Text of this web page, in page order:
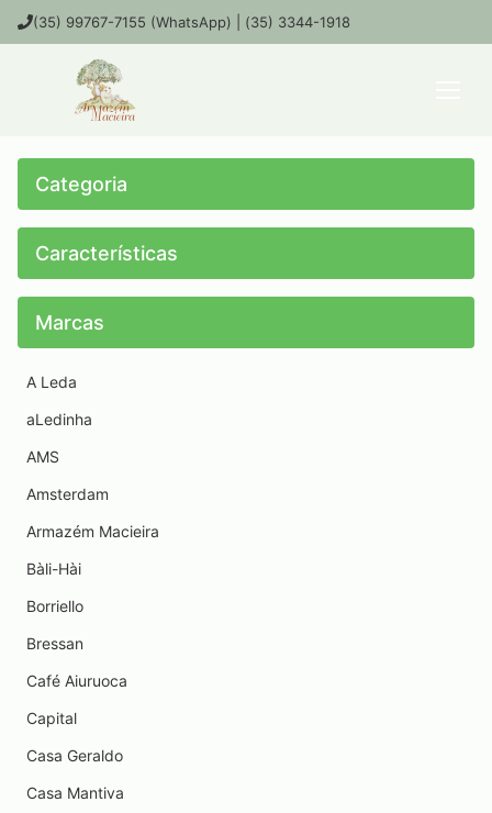
(35) 99767-7155 (WhatsApp) | (35) 3344-1918
Categoria
Características
Marcas
A Leda
aLedinha
AMS
Amsterdam
Armazém Macieira
Bàli-Hài
Borriello
Bressan
Café Aiuruoca
Capital
Casa Geraldo
Casa Mantiva